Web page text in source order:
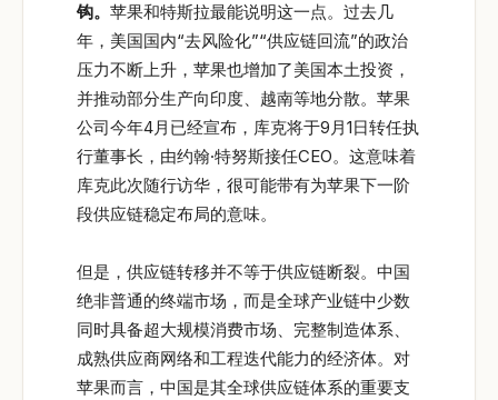
钩。 苹果和特斯拉最能说明这一点。过去几
年，美国国内“去风险化”“供应链回流”的政治
压力不断上升，苹果也增加了美国本土投资，
并推动部分生产向印度、越南等地分散。苹果
公司今年4月已经宣布，库克将于9月1日转任执
行董事长，由约翰·特努斯接任CEO。这意味着
库克此次随行访华，很可能带有为苹果下一阶
段供应链稳定布局的意味。
但是，供应链转移并不等于供应链断裂。中国
绝非普通的终端市场，而是全球产业链中少数
同时具备超大规模消费市场、完整制造体系、
成熟供应商网络和工程迭代能力的经济体。对
苹果而言，中国是其全球供应链体系的重要支